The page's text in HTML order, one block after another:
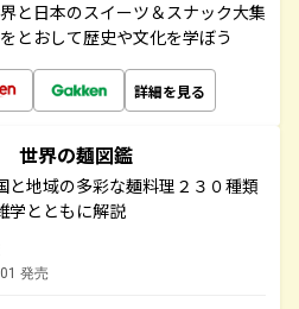
と日本のスイーツ＆スナック大集
とおして歴史や文化を学ぼう
詳細を見る
世界の麺図鑑
と地域の多彩な麺料理２３０種類
学とともに解説
発売